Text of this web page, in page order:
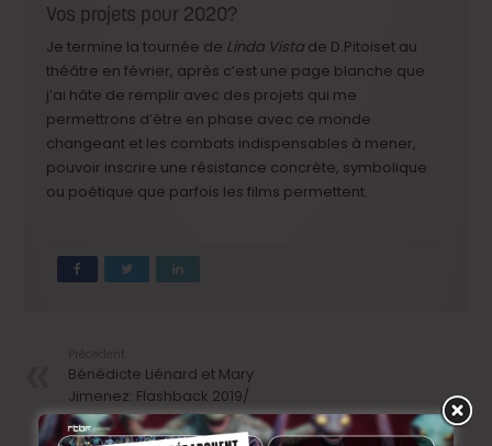
Vos projets pour 2020?
Je termine la tournée de Linda Vista de D.Pitoiset au
théâtre en février, après c’est une page blanche que
j’ai hâte de remplir avec des projets qui me
permettrons d’être en phase avec ce monde
changeant et les combats indispensables à mener,
pouvoir inscrire une résistance concrète, symbolique
ou poétique que parfois les films permettent.
Bénédicte Liénard et Mary
Jimenez: Flashback 2019/
Flashforward 2020
Next